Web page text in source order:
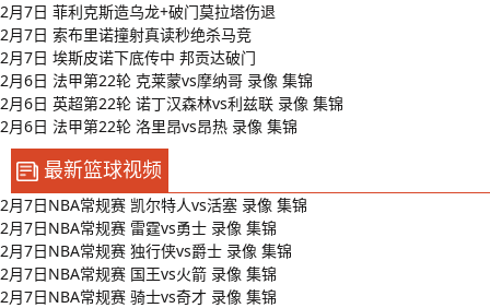
2月7日 菲利克斯造乌龙+破门莫拉塔伤退
2月7日 索布里诺撞射真读秒绝杀马竞
2月7日 埃斯皮诺下底传中 邦贡达破门
2月6日 法甲第22轮 克莱蒙vs摩纳哥 录像 集锦
2月6日 英超第22轮 诺丁汉森林vs利兹联 录像 集锦
2月6日 法甲第22轮 洛里昂vs昂热 录像 集锦
最新篮球视频
2月7日NBA常规赛 凯尔特人vs活塞 录像 集锦
2月7日NBA常规赛 雷霆vs勇士 录像 集锦
2月7日NBA常规赛 独行侠vs爵士 录像 集锦
2月7日NBA常规赛 国王vs火箭 录像 集锦
2月7日NBA常规赛 骑士vs奇才 录像 集锦